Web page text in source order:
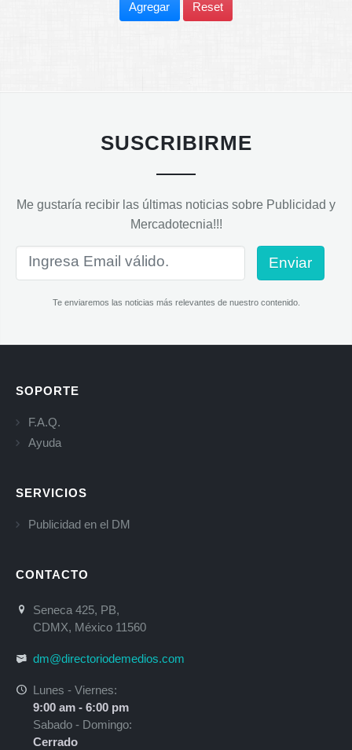
Agregar Reset
SUSCRIBIRME
Me gustaría recibir las últimas noticias sobre Publicidad y
Mercadotecnia!!!
Enviar
Te enviaremos las noticias más relevantes de nuestro contenido.
SOPORTE
F.A.Q.
Ayuda
SERVICIOS
Publicidad en el DM
CONTACTO
Seneca 425, PB,
CDMX, México 11560
dm@directoriodemedios.com
Lunes - Viernes:
9:00 am - 6:00 pm
Sabado - Domingo:
Cerrado